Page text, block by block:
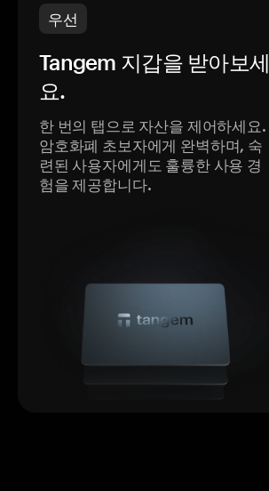
우선
Tangem 지갑을 받아보세
요.
한 번의 탭으로 자산을 제어하세요.
암호화폐 초보자에게 완벽하며, 숙
련된 사용자에게도 훌륭한 사용 경
험을 제공합니다.